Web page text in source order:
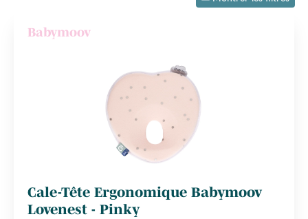
Babymoov
Cale-Tête Ergonomique Babymoov
Lovenest - Pinky